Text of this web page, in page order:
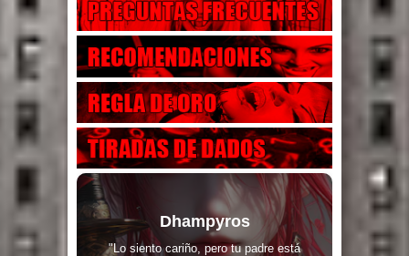
Dhampyros
"Lo siento cariño, pero tu padre está